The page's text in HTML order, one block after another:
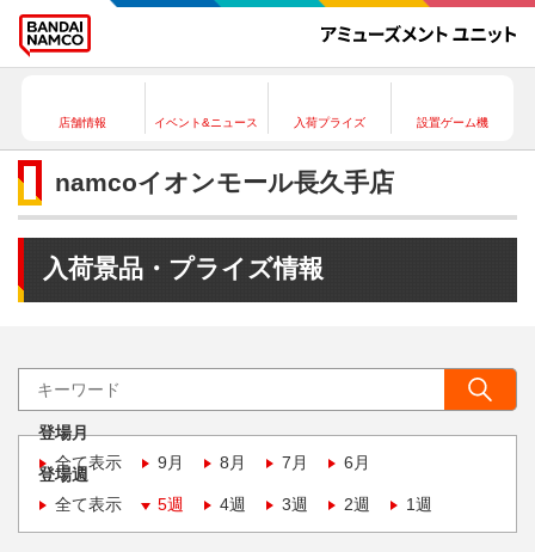
店舗情報 イベント&ニュース 入荷プライズ 設置ゲーム機
namcoイオンモール長久手店
入荷景品・プライズ情報
登場月
全て表示
9月 8月 7月 6月
登場週
全て表示
5週 4週 3週 2週 1週